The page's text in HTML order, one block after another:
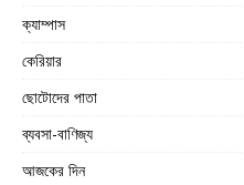
ক্যাম্পাস
কেরিয়ার
ছোটোদের পাতা
ব্যবসা-বাণিজ্য
আজকের দিন